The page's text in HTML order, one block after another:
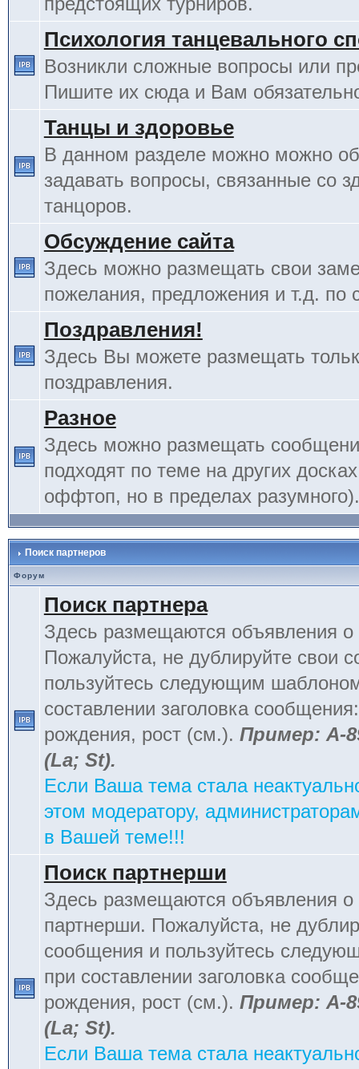
Психология танцевального
Возникли сложные вопросы или
Пишите их сюда и Вам
Танцы и здоровье
В данном разделе можно можно
задавать вопросы, связанные со
танцоров.
Обсуждение сайта
Здесь можно размещать свои
пожелания, предложения и т.д. по
Поздравления!
Здесь Вы можете размещать
поздравления.
Разное
Здесь можно размещать
подходят по теме на других
оффтоп, но в пределах разумного).
Поиск партнеров
Форум
Поиск партнера
Здесь размещаются объявления о
Пожалуйста, не дублируйте свои
пользуйтесь следующим
составлении заголовка
рождения, рост (см.). Пример: А-
(La; St).
Если Ваша тема стала
этом модератору,
в Вашей теме!!!
Поиск партнерши
Здесь размещаются объявления о
партнерши. Пожалуйста, не
сообщения и пользуйтесь
при составлении заголовка
рождения, рост (см.). Пример: А-
(La; St).
Если Ваша тема стала